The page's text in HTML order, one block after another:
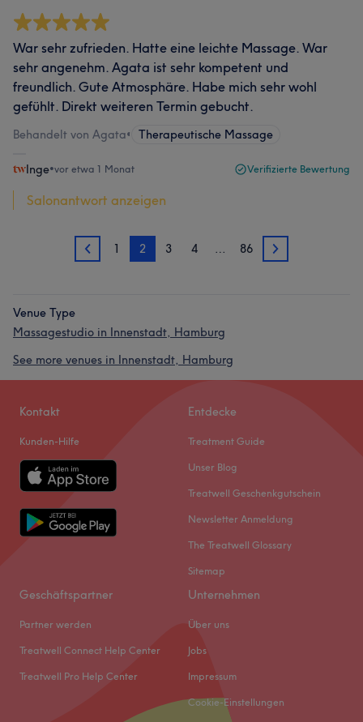
War sehr zufrieden. Hatte eine leichte Massage. War
sehr angenehm. Agata ist sehr kompetent und
freundlich. Gute Atmosphäre. Habe mich sehr wohl
gefühlt. Direkt weiteren Termin gebucht.
Behandelt von Agata• Therapeutische Massage
Inge•vor etwa 1 Monat Verifizierte Bewertung
Salonantwort anzeigen
1 1 2 3 4 … 86 3
Venue Type
Massagestudio in Innenstadt, Hamburg
See more venues in Innenstadt, Hamburg
Kontakt
Kunden-Hilfe
Entdecke
Treatment Guide
Unser Blog
Treatwell Geschenkgutschein
Newsletter Anmeldung
The Treatwell Glossary
Sitemap
Geschäftspartner
Partner werden
Treatwell Connect Help Center
Treatwell Pro Help Center
Unternehmen
Über uns
Jobs
Impressum
Cookie-Einstellungen